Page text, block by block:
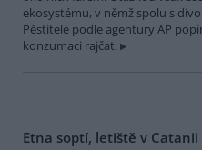
ekosystému, v němž spolu s
Pěstitelé podle agentury AP
konzumaci rajčat.
Etna soptí, letiště v